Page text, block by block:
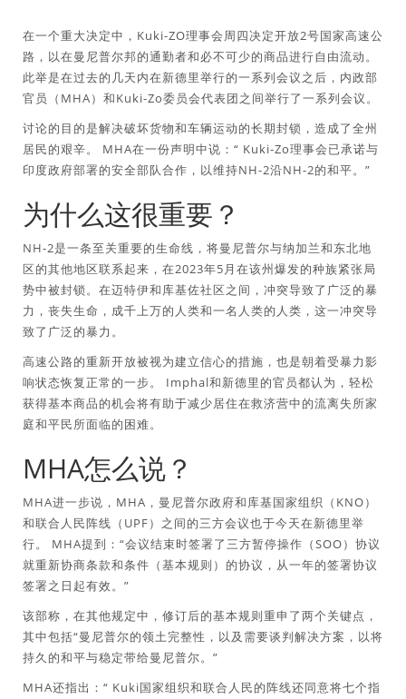
在一个重大决定中，Kuki-ZO理事会周四决定开放2号国家高速公
路，以在曼尼普尔邦的通勤者和必不可少的商品进行自由流动。
此举是在过去的几天内在新德里举行的一系列会议之后，内政部
官员（MHA）和Kuki-Zo委员会代表团之间举行了一系列会议。
讨论的目的是解决破坏货物和车辆运动的长期封锁，造成了全州
居民的艰辛。 MHA在一份声明中说：“ Kuki-Zo理事会已承诺与
印度政府部署的安全部队合作，以维持NH-2沿NH-2的和平。”
为什么这很重要？
NH-2是一条至关重要的生命线，将曼尼普尔与纳加兰和东北地
区的其他地区联系起来，在2023年5月在该州爆发的种族紧张局
势中被封锁。在迈特伊和库基佐社区之间，冲突导致了广泛的暴
力，丧失生命，成千上万的人类和一名人类的人类，这一冲突导
致了广泛的暴力。
高速公路的重新开放被视为建立信心的措施，也是朝着受暴力影
响状态恢复正常的一步。 Imphal和新德里的官员都认为，轻松
获得基本商品的机会将有助于减少居住在救济营中的流离失所家
庭和平民所面临的困难。
MHA怎么说？
MHA进一步说，MHA，曼尼普尔政府和库基国家组织（KNO）
和联合人民阵线（UPF）之间的三方会议也于今天在新德里举
行。 MHA提到：“会议结束时签署了三方暂停操作（SOO）协议
就重新协商条款和条件（基本规则）的协议，从一年的签署协议
签署之日起有效。”
该部称，在其他规定中，修订后的基本规则重申了两个关键点，
其中包括“曼尼普尔的领土完整性，以及需要谈判解决方案，以将
持久的和平与稳定带给曼尼普尔。”
MHA还指出：“ Kuki国家组织和联合人民的阵线还同意将七个指